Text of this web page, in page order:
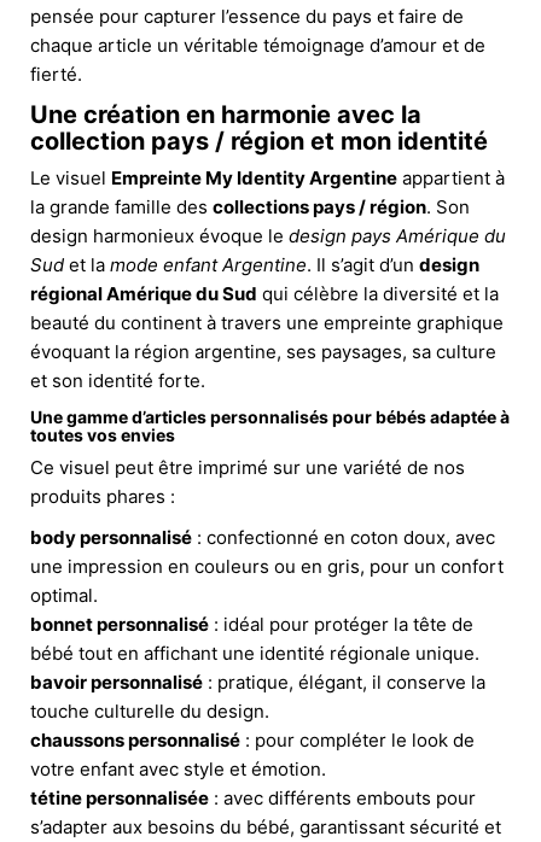
pensée pour capturer l’essence du pays et faire de
chaque article un véritable témoignage d’amour et de
fierté.
Une création en harmonie avec la
collection pays / région et mon identité
Le visuel Empreinte My Identity Argentine appartient à
la grande famille des collections pays / région. Son
design harmonieux évoque le design pays Amérique du
Sud et la mode enfant Argentine. Il s’agit d’un design
régional Amérique du Sud qui célèbre la diversité et la
beauté du continent à travers une empreinte graphique
évoquant la région argentine, ses paysages, sa culture
et son identité forte.
Une gamme d’articles personnalisés pour bébés adaptée à
toutes vos envies
Ce visuel peut être imprimé sur une variété de nos
produits phares :
body personnalisé : confectionné en coton doux, avec
une impression en couleurs ou en gris, pour un confort
optimal.
bonnet personnalisé : idéal pour protéger la tête de
bébé tout en affichant une identité régionale unique.
bavoir personnalisé : pratique, élégant, il conserve la
touche culturelle du design.
chaussons personnalisé : pour compléter le look de
votre enfant avec style et émotion.
tétine personnalisée : avec différents embouts pour
s’adapter aux besoins du bébé, garantissant sécurité et